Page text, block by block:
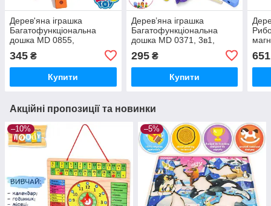
Дерев'яна іграшка
Багатофункціональна
дошка MD 0855,
риболовля (магнітна)
345 ₴
Купити
Дерев’яна іграшка
Багатофункціональна
дошка MD 0371, 3в1,
риболовля магнітна,
вудка, рибки 5шт, пазли
295₴
Купити
651
Акційні пропозиції та новинки
–10% –5%